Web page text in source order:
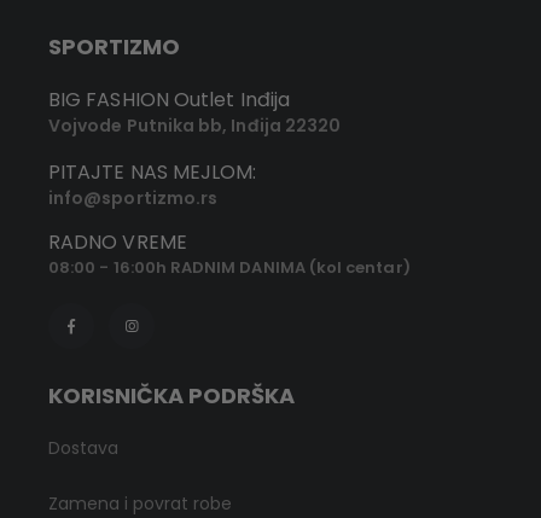
SPORTIZMO
BIG FASHION Outlet Inđija
Vojvode Putnika bb, Inđija 22320
PITAJTE NAS MEJLOM:
info@sportizmo.rs
RADNO VREME
08:00 - 16:00h RADNIM DANIMA (kol centar)
KORISNIČKA PODRŠKA
Dostava
Zamena i povrat robe